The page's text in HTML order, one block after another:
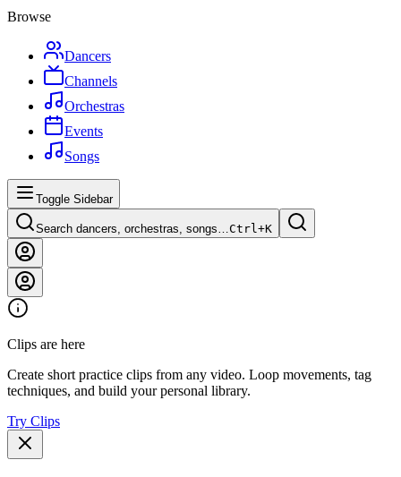
Browse
Dancers
Channels
Orchestras
Events
Songs
Toggle Sidebar
Search dancers, orchestras, songs…Ctrl+K
Clips are here
Create short practice clips from any video. Loop movements, tag
techniques, and build your personal library.
Try Clips